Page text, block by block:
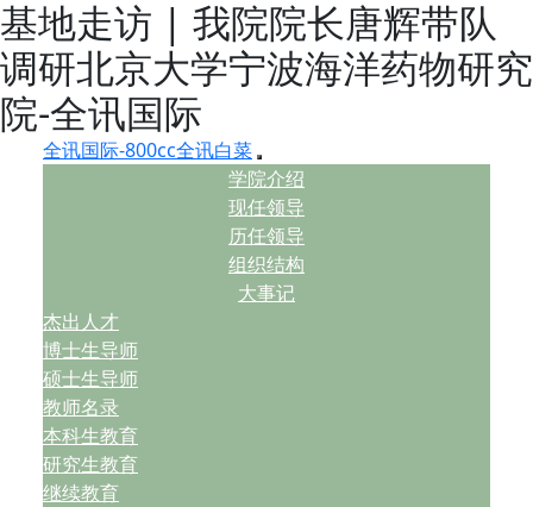
基地走访 | 我院院长唐辉带队
调研北京大学宁波海洋药物研究
院-全讯国际
全讯国际-800cc全讯白菜
学院介绍
现任领导
历任领导
组织结构
大事记
杰出人才
博士生导师
硕士生导师
教师名录
本科生教育
研究生教育
继续教育